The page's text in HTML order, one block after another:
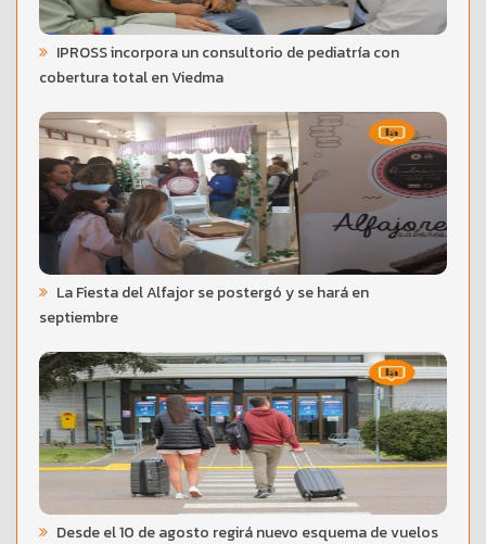
IPROSS incorpora un consultorio de pediatría con
cobertura total en Viedma
La Fiesta del Alfajor se postergó y se hará en
septiembre
Desde el 10 de agosto regirá nuevo esquema de vuelos